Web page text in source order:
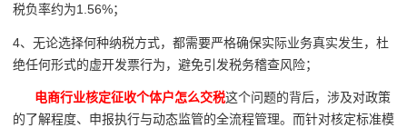
税负率约为1.56%；
4、无论选择何种纳税方式，都需要严格确保实际业务真实发生，杜
绝任何形式的虚开发票行为，避免引发税务稽查风险；
电商行业核定征收个体户怎么交税这个问题的背后，涉及对政策
的了解程度、申报执行与动态监管的全流程管理。而针对核定标准模